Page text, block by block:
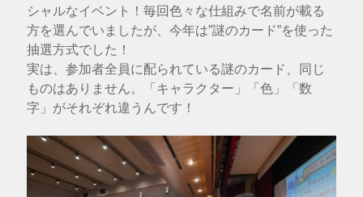
シャルなイベント！毎回色々な仕組みで名前が載る
方を選んでいましたが、今年は”謎のカード”を使った
抽選方式でした！
実は、参加者全員に配られている謎のカード、同じ
ものはありません。「キャラクター」「色」「数
字」がそれぞれ違うんです！